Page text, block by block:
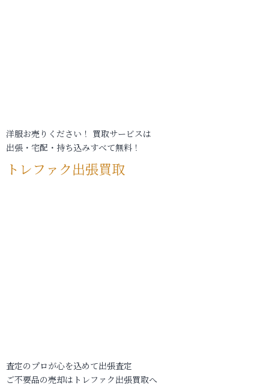
洋服お売りください！ 買取サービスは
出張・宅配・持ち込みすべて無料！
トレファク出張買取
査定のプロが心を込めて出張査定
ご不要品の売却はトレファク出張買取へ